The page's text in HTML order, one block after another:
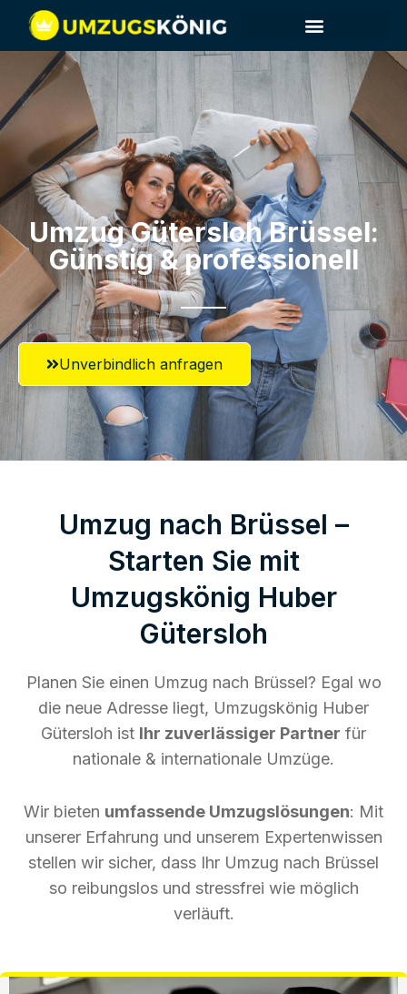
Umzug Gütersloh​ Brüssel:
Günstig & professionell​
Unverbindlich anfragen
Umzug nach Brüssel –
Starten Sie mit
Umzugskönig Huber
Gütersloh
Planen Sie einen Umzug nach Brüssel? Egal wo
die neue Adresse liegt, Umzugskönig Huber
Gütersloh ist Ihr zuverlässiger Partner für
nationale & internationale Umzüge.
Wir bieten umfassende Umzugslösungen: Mit
unserer Erfahrung und unserem Expertenwissen
stellen wir sicher, dass Ihr Umzug nach Brüssel
so reibungslos und stressfrei wie möglich
verläuft.